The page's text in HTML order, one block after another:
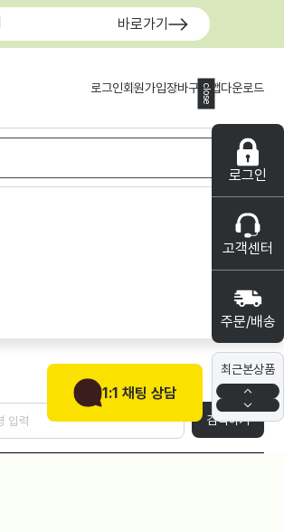
close
로그인
고객센터
주문/배송
최근본상품
1:1 채팅 상담
바로가기
로그인회원가입장바구니앱다운로드
검색하기